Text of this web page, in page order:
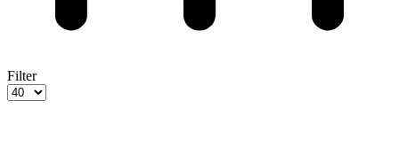
Filter